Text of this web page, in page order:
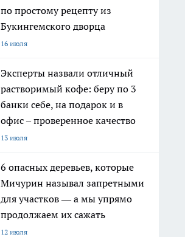
по простому рецепту из
Букингемского дворца
16 июля
Эксперты назвали отличный
растворимый кофе: беру по 3
банки себе, на подарок и в
офис – проверенное качество
13 июля
6 опасных деревьев, которые
Мичурин называл запретными
для участков — а мы упрямо
продолжаем их сажать
12 июля